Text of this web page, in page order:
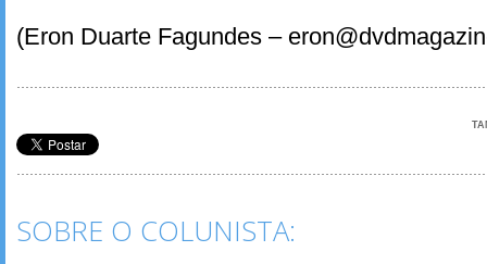
(Eron Duarte Fagundes –
SOBRE O COLUNISTA: